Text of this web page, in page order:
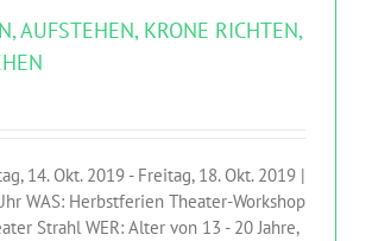
AUFSTEHEN, KRONE RICHTEN,
14. Okt. 2019 - Freitag, 18. Okt. 2019 |
WAS: Herbstferien Theater-Workshop
Strahl WER: Alter von 13 - 20 Jahre,